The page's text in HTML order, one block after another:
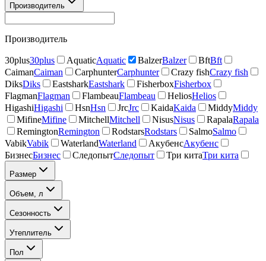
Производитель
Производитель
30plus30plus AquaticAquatic BalzerBalzer BftBft
CaimanCaiman CarphunterCarphunter Crazy fishCrazy fish
DiksDiks EastsharkEastshark FisherboxFisherbox
FlagmanFlagman FlambeauFlambeau HeliosHelios
HigashiHigashi HsnHsn JrcJrc KaidaKaida MiddyMiddy
MifineMifine MitchellMitchell NisusNisus RapalaRapala
RemingtonRemington RodstarsRodstars SalmoSalmo
VabikVabik WaterlandWaterland АкубенсАкубенс
БизнесБизнес СледопытСледопыт Три китаТри кита
Размер
Объем, л
Сезонность
Утеплитель
Пол